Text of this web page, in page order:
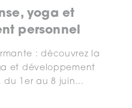
yoga et
personnel
: découvrez la
et développement
du 1er au 8 juin...